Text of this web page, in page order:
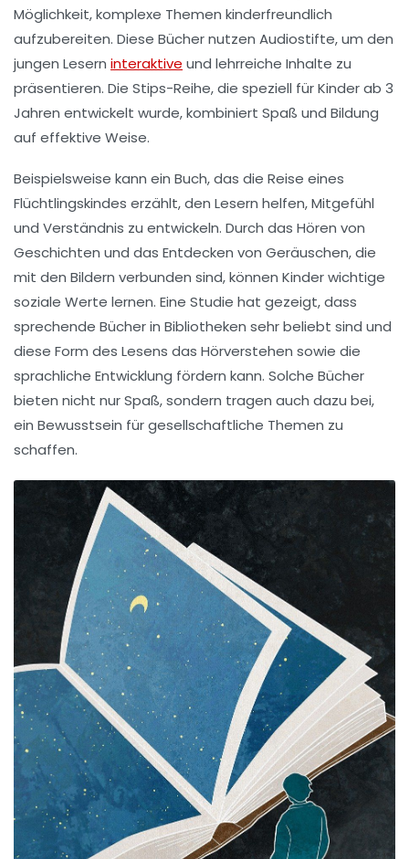
Möglichkeit, komplexe Themen kinderfreundlich
aufzubereiten. Diese Bücher nutzen Audiostifte, um den
jungen Lesern interaktive und lehrreiche Inhalte zu
präsentieren. Die Stips-Reihe, die speziell für Kinder ab 3
Jahren entwickelt wurde, kombiniert Spaß und Bildung
auf effektive Weise.
Beispielsweise kann ein Buch, das die Reise eines
Flüchtlingskindes erzählt, den Lesern helfen, Mitgefühl
und Verständnis zu entwickeln. Durch das Hören von
Geschichten und das Entdecken von Geräuschen, die
mit den Bildern verbunden sind, können Kinder wichtige
soziale Werte lernen. Eine Studie hat gezeigt, dass
sprechende Bücherin Bibliotheken sehr beliebt sind und
diese Form des Lesens das Hörverstehen sowie die
sprachliche Entwicklung fördern kann. Solche Bücher
bieten nicht nur Spaß, sondern tragen auch dazu bei,
ein Bewusstsein für gesellschaftliche Themen zu
schaffen.